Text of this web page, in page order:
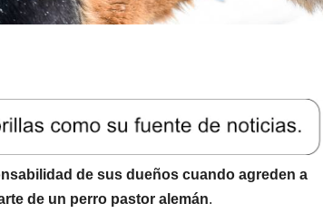
de sus dueños cuando agreden a
de un perro pastor alemán.